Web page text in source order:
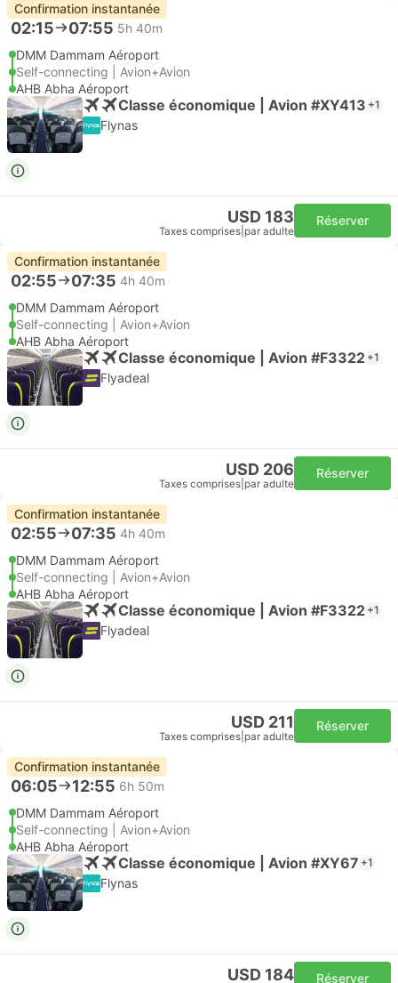
Confirmation instantanée
02:15 07:55 5h 40m
DMM Dammam Aéroport
Self-connecting | Avion+Avion
AHB Abha Aéroport
Classe économique | Avion #XY413 +1
Flynas
USD 183
Taxes comprises par adulte
Réserver
Confirmation instantanée
02:55 07:35 4h 40m
DMM Dammam Aéroport
Self-connecting | Avion+Avion
AHB Abha Aéroport
Classe économique | Avion #F3322 +1
Flyadeal
USD 206
Taxes comprises par adulte
Réserver
Confirmation instantanée
02:55 07:35 4h 40m
DMM Dammam Aéroport
Self-connecting | Avion+Avion
AHB Abha Aéroport
Classe économique | Avion #F3322 +1
Flyadeal
USD 211
Taxes comprises par adulte
Réserver
Confirmation instantanée
06:05 12:55 6h 50m
DMM Dammam Aéroport
Self-connecting | Avion+Avion
AHB Abha Aéroport
Classe économique | Avion #XY67 +1
Flynas
USD 184 Réserver